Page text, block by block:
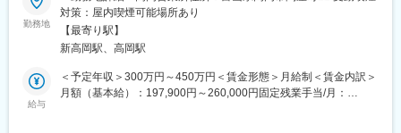
■通勤時に高速道路利用可※規定有
通勤距離片道15km以上／高速道路利用により、片道15分以上の通
を利用できます。
病院の医師などに対する医療機器や医療システムの提案をお任せ
します。
新製品の紹介や不具合確認をメインに担当いただきます。
■業務の特徴：
・車で病院やクリニックを1日3～5件訪問します。会社に立ち寄
勤務地
対策：屋内喫煙可能場所あり
【最寄り駅】
新高岡駅、高岡駅
給与
＜予定年収＞300万円～450万円＜賃金形態＞月給制＜賃金内訳＞
月額（基本給）：197,900円～260,000円固定残業手当/月：